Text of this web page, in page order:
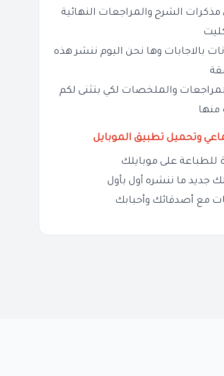
الشرح والمراجعات النهائية
بالاجابات وها نحن اليوم ننشر هذه
والملخصات لكي بتثنى لكم
منها
وتحميل تطبيق الموبايل
للطباعة على موبايلك
جديد ما ننشره أول بأول
مع أصدقائك وأحبابك